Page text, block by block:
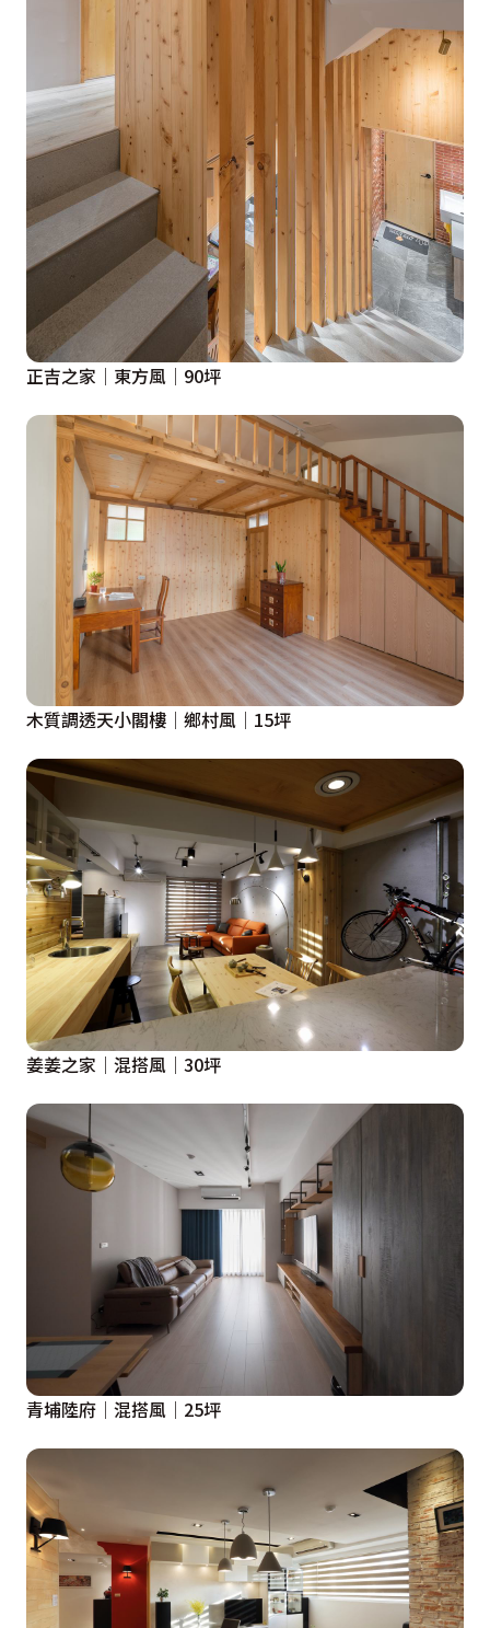
正吉之家│東方風│90坪
木質調透天小閣樓│鄉村風│15坪
姜姜之家│混搭風│30坪
青埔陸府│混搭風│25坪